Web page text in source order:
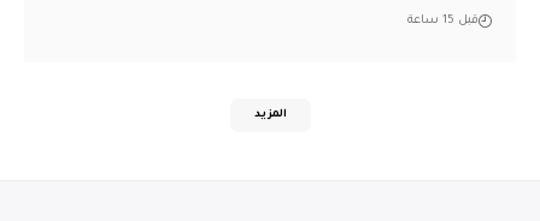
قبل 15 ساعة
المزيد